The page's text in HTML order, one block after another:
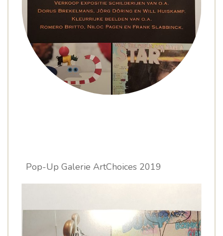
Pop-Up Galerie ArtChoices 2019